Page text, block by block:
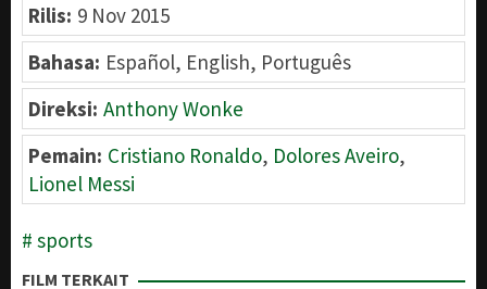
Rilis: 9 Nov 2015
Bahasa: Español, English, Português
Direksi: Anthony Wonke
Pemain: Cristiano Ronaldo, Dolores Aveiro,
Lionel Messi
sports
FILM TERKAIT